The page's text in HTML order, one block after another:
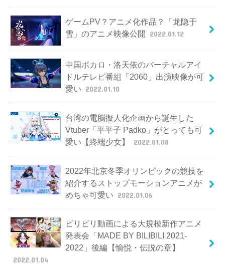
ゲームPV？アニメ化作品？「龙隐于
雪」のアニメ映像公開 2022.01.12
中国ボカロ・洛天依のバーチャルアイ
ドルテレビ番組「2060」出演映像が可
愛い 2022.01.10
台湾の電脳擬人化企画から誕生した
Vtuber「平平子 Padko」がとっても可
愛い【終端少女】
2022.01.08
2022年北京冬季オリンピックの競技を
紹介するストップモーションアニメが
めちゃ可愛い 2022.01.06
ビリビリ動画による大規模新作アニメ
発表会「MADE BY BILIBILI 2021-
2022」後編【愉悦・伝説の章】
2022.01.04